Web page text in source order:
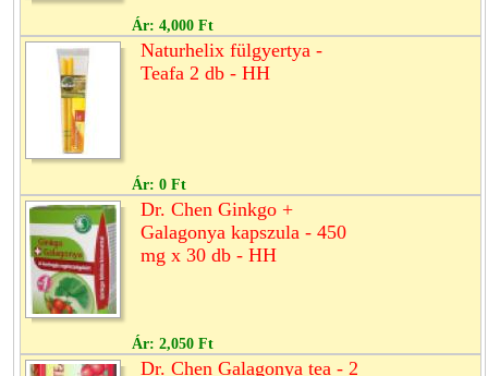
Ár: 4,000 Ft
Naturhelix fülgyertya -
Teafa 2 db - HH
Ár: 0 Ft
Dr. Chen Ginkgo +
Galagonya kapszula - 450
mg x 30 db - HH
Ár: 2,050 Ft
Dr. Chen Galagonya tea - 2